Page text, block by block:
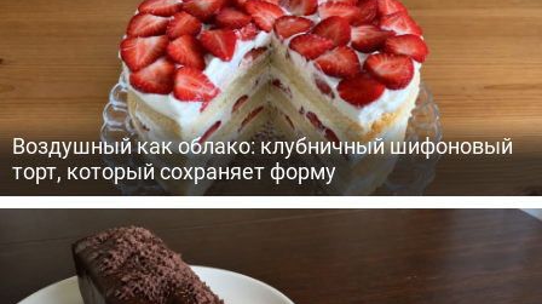
Воздушный как облако: клубничный шифоновый
торт, который сохраняет форму